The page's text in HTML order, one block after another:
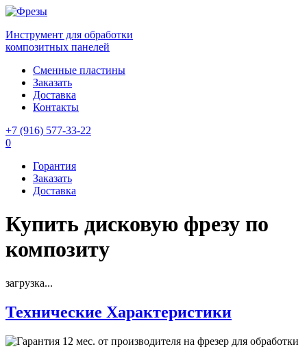
Инструмент для обработки
композитных панелей
Сменные пластины
Заказать
Доставка
Контакты
+7 (916) 577-33-22
0
Горантия
Заказать
Доставка
Купить дисковую фрезу по
композиту
загрузка...
Технические Характеристики